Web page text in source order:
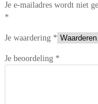
Je e-mailadres wordt niet
*
Je waardering *
Je beoordeling *